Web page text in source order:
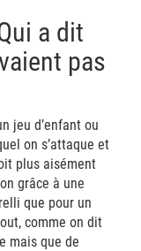
a dit
pas
jeu d’enfant ou
on s’attaque et
plus aisément
grâce à une
que pour un
comme on dit
mais que de